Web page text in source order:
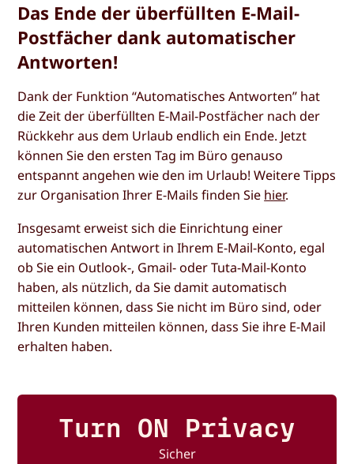
Das Ende der überfüllten E-Mail-
Postfächer dank automatischer
Antworten!
Dank der Funktion “Automatisches Antworten” hat
die Zeit der überfüllten E-Mail-Postfächer nach der
Rückkehr aus dem Urlaub endlich ein Ende. Jetzt
können Sie den ersten Tag im Büro genauso
entspannt angehen wie den im Urlaub! Weitere Tipps
zur Organisation Ihrer E-Mails finden Sie hier.
Insgesamt erweist sich die Einrichtung einer
automatischen Antwort in Ihrem E-Mail-Konto, egal
ob Sie ein Outlook-, Gmail- oder Tuta-Mail-Konto
haben, als nützlich, da Sie damit automatisch
mitteilen können, dass Sie nicht im Büro sind, oder
Ihren Kunden mitteilen können, dass Sie ihre E-Mail
erhalten haben.
Turn ON Privacy
Sicher